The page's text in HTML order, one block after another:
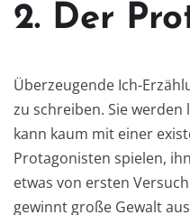
2. Der
Überzeugende Ich-
zu schreiben. Sie
kann kaum mit einer
Protagonisten spielen,
etwas von ersten
gewinnt große Gewalt